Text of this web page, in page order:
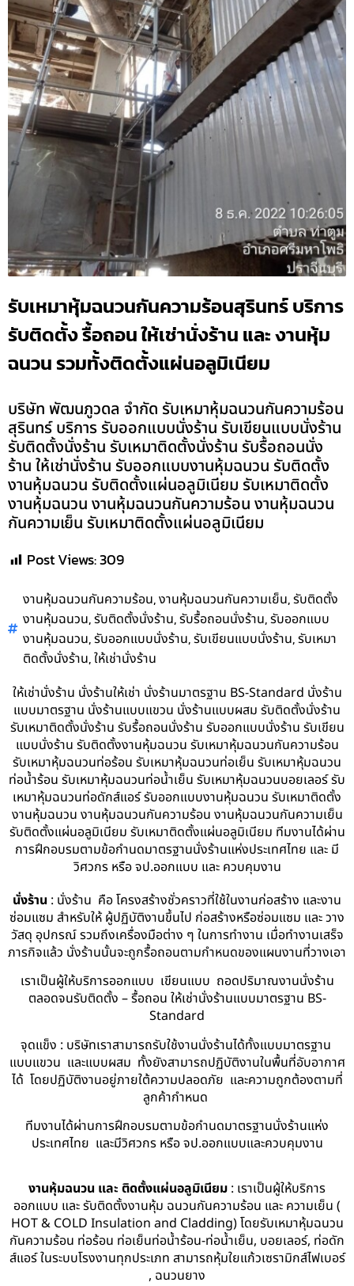
รับเหมาหุ้มฉนวนกันความร้อนสุรินทร์ บริการ
รับติดตั้ง รื้อถอน ให้เช่านั่งร้าน และ งานหุ้ม
ฉนวน รวมทั้งติดตั้งแผ่นอลูมิเนียม
บริษัท พัฒนภูวดล จำกัด รับเหมาหุ้มฉนวนกันความร้อน
สุรินทร์ บริการ รับออกแบบนั่งร้าน รับเขียนแบบนั่งร้าน
รับติดตั้งนั่งร้าน รับเหมาติดตั้งนั่งร้าน รับรื้อถอนนั่ง
ร้าน ให้เช่านั่งร้าน รับออกแบบงานหุ้มฉนวน รับติดตั้ง
งานหุ้มฉนวน รับติดตั้งแผ่นอลูมิเนียม รับเหมาติดตั้ง
งานหุ้มฉนวน งานหุ้มฉนวนกันความร้อน งานหุ้มฉนวน
กันความเย็น รับเหมาติดตั้งแผ่นอลูมิเนียม
Post Views:309
งานหุ้มฉนวนกันความร้อน,งานหุ้มฉนวนกันความเย็น,รับติดตั้ง
งานหุ้มฉนวน,รับติดตั้งนั่งร้าน,รับรื้อถอนนั่งร้าน,รับออกแบบ
งานหุ้มฉนวน,รับออกแบบนั่งร้าน,รับเขียนแบบนั่งร้าน,รับเหมา
ติดตั้งนั่งร้าน,ให้เช่านั่งร้าน
ให้เช่านั่งร้าน นั่งร้านให้เช่า นั่งร้านมาตรฐาน BS-Standard นั่งร้าน
แบบมาตรฐาน นั่งร้านแบบแขวน นั่งร้านแบบผสม รับติดตั้งนั่งร้าน
รับเหมาติดตั้งนั่งร้าน รับรื้อถอนนั่งร้าน รับออกแบบนั่งร้าน รับเขียน
แบบนั่งร้าน รับติดตั้งงานหุ้มฉนวน รับเหมาหุ้มฉนวนกันความร้อน
รับเหมาหุ้มฉนวนท่อร้อน รับเหมาหุ้มฉนวนท่อเย็น รับเหมาหุ้มฉนวน
ท่อน้ำร้อน รับเหมาหุ้มฉนวนท่อน้ำเย็น รับเหมาหุ้มฉนวนบอยเลอร์ รับ
เหมาหุ้มฉนวนท่อดักส์แอร์ รับออกแบบงานหุ้มฉนวน รับเหมาติดตั้ง
งานหุ้มฉนวน งานหุ้มฉนวนกันความร้อน งานหุ้มฉนวนกันความเย็น
รับติดตั้งแผ่นอลูมิเนียม รับเหมาติดตั้งแผ่นอลูมิเนียม ทีมงานได้ผ่าน
การฝึกอบรมตามข้อกำนดมาตรฐานนั่งร้านแห่งประเทศไทย และ มี
วิศวกร หรือ จป.ออกแบบ และ ควบคุมงาน
นั่งร้าน : นั่งร้าน คือ โครงสร้างชั่วคราวที่ใช้ในงานก่อสร้าง และงาน
ซ่อมแซม สำหรับให้ ผู้ปฏิบัติงานขึ้นไป ก่อสร้างหรือซ่อมแซม และ วาง
วัสดุ อุปกรณ์ รวมถึงเครื่องมือต่าง ๆ ในการทำงาน เมื่อทำงานเสร็จ
ภารกิจแล้ว นั่งร้านนั้นจะถูกรื้อถอนตามกำหนดของแผนงานที่วางเอา
เราเป็นผู้ให้บริการออกแบบ เขียนแบบ ถอดปริมาณงานนั่งร้าน
ตลอดจนรับติดตั้ง – รื้อถอน ให้เช่านั่งร้านแบบมาตรฐาน BS-
Standard
จุดแข็ง : บริษัทเราสามารถรับใช้งานนั่งร้านได้ทั้งแบบมาตรฐาน
แบบแขวน และแบบผสม ทั้งยังสามารถปฏิบัติงานในพื้นที่อับอากาศ
ได้ โดยปฏิบัติงานอยู่ภายใต้ความปลอดภัย และความถูกต้องตามที่
ลูกค้ากำหนด
ทีมงานได้ผ่านการฝึกอบรมตามข้อกำนดมาตรฐานนั่งร้านแห่ง
ประเทศไทย และมีวิศวกร หรือ จป.ออกแบบและควบคุมงาน
งานหุ้มฉนวน และ ติดตั้งแผ่นอลูมิเนียม : เราเป็นผู้ให้บริการ
ออกแบบ และ รับติดตั้งงานหุ้ม ฉนวนกันความร้อน และ ความเย็น (
HOT & COLD Insulation and Cladding) โดยรับเหมาหุ้มฉนวน
กันความร้อน ท่อร้อน ท่อเย็นท่อน้ำร้อน-ท่อน้ำเย็น, บอยเลอร์, ท่อดัก
ส์แอร์ ในระบบโรงงานทุกประเภท สามารถหุ้มใยแก้วเซรามิกส์ไฟเบอร์
, ฉนวนยาง